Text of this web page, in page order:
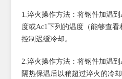
1.淬火操作方法：将钢件加温到
度或Ac1下列的温度（能够查
控制迟缓冷却。
2.淬火操作方法：将钢件加温到
隔热保温后以稍超过淬火的冷却